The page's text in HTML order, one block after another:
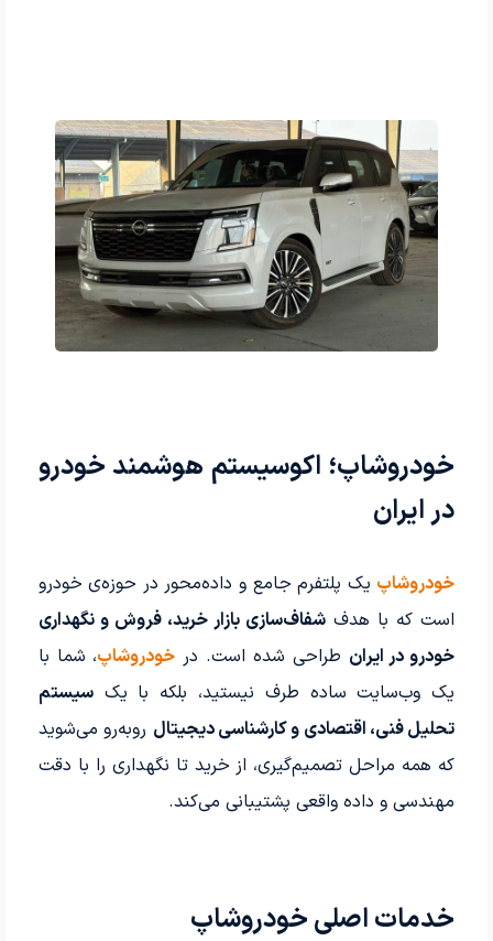
خودروشاپ؛ اکوسیستم هوشمند خودرو
در ایران
خودروشاپ یک پلتفرم جامع و داده‌محور در حوزه‌ی خودرو
است که با هدف شفاف‌سازی بازار خرید، فروش و نگهداری
خودرو در ایران طراحی شده است. در خودروشاپ، شما با
یک وب‌سایت ساده طرف نیستید، بلکه با یکسیستم
تحلیل فنی، اقتصادی و کارشناسی دیجیتال روبه‌رو می‌شوید
که همه مراحل تصمیم‌گیری، از خرید تا نگهداری را با دقت
مهندسی و داده واقعی پشتیبانی می‌کند.
خدمات اصلی خودروشاپ